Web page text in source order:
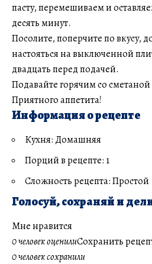
пасту, перемешиваем и
десять минут.
Посолите, поперчите по вкусу,
настояться на выключенной
двадцать перед подачей.
Подавайте горячим со
Приятного аппетита!
Информация о рецепте
Кухня: Домашняя
Порций в рецепте: 1
Сложность рецепта: Простой
Голосуй, сохраняй и
Мне нравится
0 человек оценилиСохранить
0 человек сохранили